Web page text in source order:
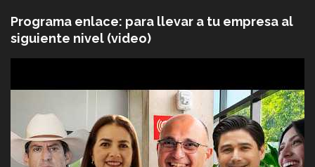
Programa enlace: para llevar a tu empresa al
siguiente nivel (video)